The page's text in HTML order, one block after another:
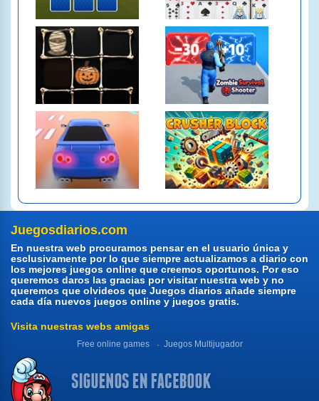
Juegosdiarios.com
En nuestra web procuramos pensar en el usuario única y
esclusivamente por lo que siempre actualizamos a diario con
los mejores juegos online que creemos oportunos. Por eso
queremos daros las gracias por visitar nuestra web y no
queremos que olvideos que Juegos diarios añade siempre
cada día nuevos juegos online y juegos gratis.
Visita nuestras webs amigas
Free online games Juegos Multijugador